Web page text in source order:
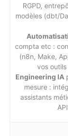
RGPD,
modèles (dbt/
compta etc :
(n8n, Make,
vos
Engineering IA
mesure :
assistants